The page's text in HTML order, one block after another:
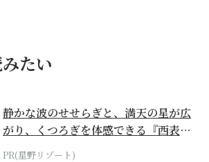
たい
静かな波のせせらぎと、満天の星が広
がり、くつろぎを体感できる『西表島
ホテル by...
PR(星野リゾート)